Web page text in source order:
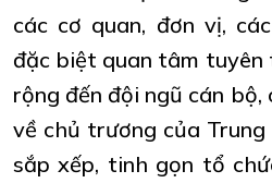
các cơ quan, đơn vị,
đặc biệt quan tâm tuyên
rộng đến đội ngũ cán bộ,
về chủ trương của
sắp xếp, tinh gọn tổ